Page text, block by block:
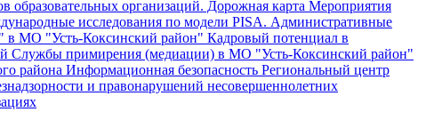
образовательных организаций. Дорожная карта Мероприятия
исследования по модели PISA. Административные
в МО "Усть-Коксинский район" Кадровый потенциал в
Службы примирения (медиации) в МО "Усть-Коксинский район"
района Информационная безопасность Региональный центр
и правонарушений несовершеннолетних